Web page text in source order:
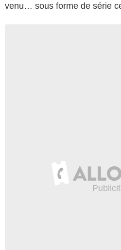
venu… sous forme de série